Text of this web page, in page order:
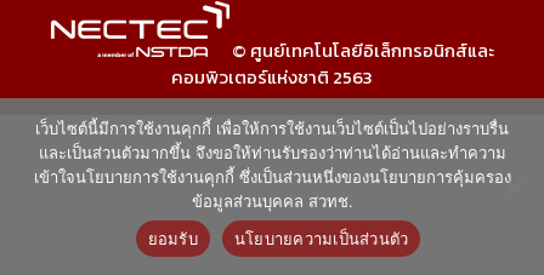
© ศูนย์เทคโนโลยีอิเล็กทรอนิกส์และ
คอมพิวเตอร์แห่งชาติ 2563
เว็บไซต์นี้มีการใช้งานคุกกี้ เพื่อให้การใช้งานเว็บไซต์เป็นไปอย่างราบรื่น
และเป็นส่วนตัวมากขึ้น จึงขอให้ท่านรับรองว่าท่านได้อ่านและทำความ
เข้าใจนโยบายการใช้งานคุกกี้ ซึ่งเป็นส่วนหนึ่งของนโยบายการคุ้มครอง
ข้อมูลส่วนบุคคล สวทช.
ยอมรับ
นโยบายความเป็นส่วนตัว